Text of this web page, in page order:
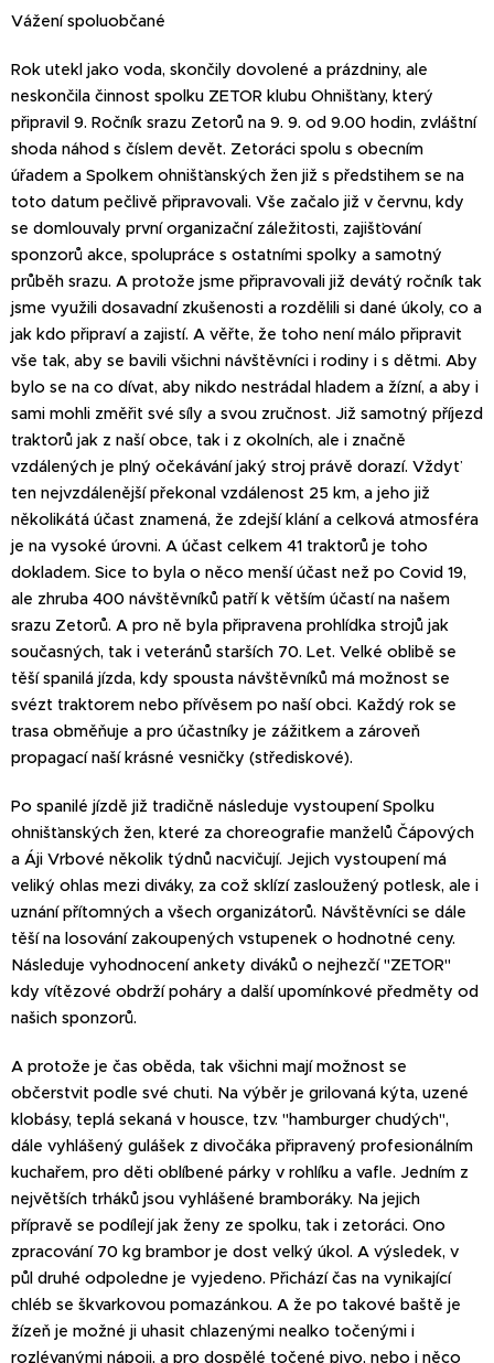
Vážení spoluobčané
Rok utekl jako voda, skončily dovolené a prázdniny, ale
neskončila činnost spolku ZETOR klubu Ohnišťany, který
připravil 9. Ročník srazu Zetorů na 9. 9. od 9.00 hodin, zvláštní
shoda náhod s číslem devět. Zetoráci spolu s obecním
úřadem a Spolkem ohnišťanských žen již s předstihem se na
toto datum pečlivě připravovali. Vše začalo již v červnu, kdy
se domlouvaly první organizační záležitosti, zajišťování
sponzorů akce, spolupráce s ostatními spolky a samotný
průběh srazu. A protože jsme připravovali již devátý ročník tak
jsme využili dosavadní zkušenosti a rozdělili si dané úkoly, co a
jak kdo připraví a zajistí. A věřte, že toho není málo připravit
vše tak, aby se bavili všichni návštěvníci i rodiny i s dětmi. Aby
bylo se na co dívat, aby nikdo nestrádal hladem a žízní, a aby i
sami mohli změřit své síly a svou zručnost. Již samotný příjezd
traktorů jak z naší obce, tak i z okolních, ale i značně
vzdálených je plný očekávání jaký stroj právě dorazí. Vždyť
ten nejvzdálenější překonal vzdálenost 25 km, a jeho již
několikátá účast znamená, že zdejší klání a celková atmosféra
je na vysoké úrovni. A účast celkem 41 traktorů je toho
dokladem. Sice to byla o něco menší účast než po Covid 19,
ale zhruba 400 návštěvníků patří k větším účastí na našem
srazu Zetorů. A pro ně byla připravena prohlídka strojů jak
současných, tak i veteránů starších 70. Let. Velké oblibě se
těší spanilá jízda, kdy spousta návštěvníků má možnost se
svézt traktorem nebo přívěsem po naší obci. Každý rok se
trasa obměňuje a pro účastníky je zážitkem a zároveň
propagací naší krásné vesničky (střediskové).
Po spanilé jízdě již tradičně následuje vystoupení Spolku
ohnišťanských žen, které za choreografie manželů Čápových
a Áji Vrbové několik týdnů nacvičují. Jejich vystoupení má
veliký ohlas mezi diváky, za což sklízí zasloužený potlesk, ale i
uznání přítomných a všech organizátorů. Návštěvníci se dále
těší na losování zakoupených vstupenek o hodnotné ceny.
Následuje vyhodnocení ankety diváků o nejhezčí "ZETOR"
kdy vítězové obdrží poháry a další upomínkové předměty od
našich sponzorů.
A protože je čas oběda, tak všichni mají možnost se
občerstvit podle své chuti. Na výběr je grilovaná kýta, uzené
klobásy, teplá sekaná v housce, tzv. "hamburger chudých",
dále vyhlášený gulášek z divočáka připravený profesionálním
kuchařem, pro děti oblíbené párky v rohlíku a vafle. Jedním z
největších trháků jsou vyhlášené bramboráky. Na jejich
přípravě se podílejí jak ženy ze spolku, tak i zetoráci. Ono
zpracování 70 kg brambor je dost velký úkol. A výsledek, v
půl druhé odpoledne je vyjedeno. Přichází čas na vynikající
chléb se škvarkovou pomazánkou. A že po takové baště je
žízeň je možné ji uhasit chlazenými nealko točenými i
rozlévanými nápoji, a pro dospělé točené pivo, nebo i něco